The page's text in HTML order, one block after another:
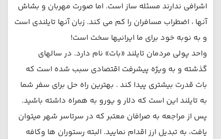
اشرافی ندارند مسئله ساز است. اما صورت مهربان و بشاش
آنها ، اضطراب مسافران را کم می کند. زبان آنها تایلندی است
و به نوبه خود برای ما ایرانیها سخت است!
واحد پولی مردمان تایلند «بات» نام دارد. در سالهای
گذشته و به ویژه پیشرفت اقتصادی سبب شده است که
بات قدرت بیشتری پیدا کند . بهترین راه حل برای سفر شما
به تایلند این است که دلار و یورو به همراه داشته باشید.
پس از مراجعه به صرافان معتبر که در سرتاسر شهر میتوان
یافت، به تبدیل ارز اقدام نمایید. البته رستوران ها وکافه